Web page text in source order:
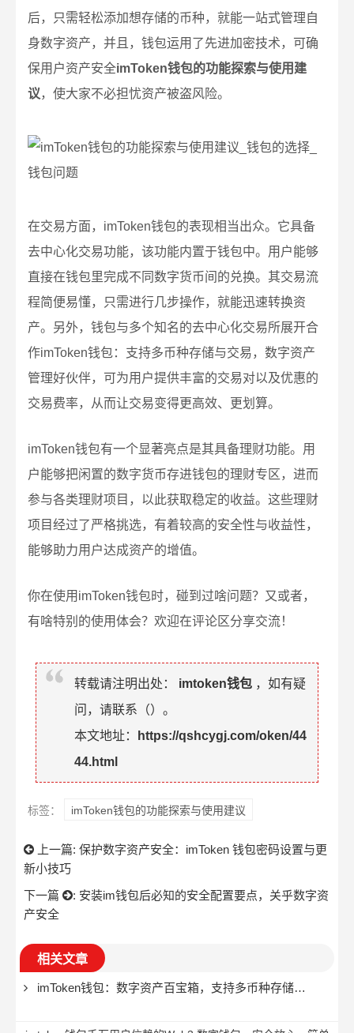
后，只需轻松添加想存储的币种，就能一站式管理自
身数字资产，并且，钱包运用了先进加密技术，可确
保用户资产安全imToken钱包的功能探索与使用建
议，使大家不必担忧资产被盗风险。
在交易方面，imToken钱包的表现相当出众。它具备
去中心化交易功能，该功能内置于钱包中。用户能够
直接在钱包里完成不同数字货币间的兑换。其交易流
程简便易懂，只需进行几步操作，就能迅速转换资
产。另外，钱包与多个知名的去中心化交易所展开合
作imToken钱包：支持多币种存储与交易，数字资产
管理好伙伴，可为用户提供丰富的交易对以及优惠的
交易费率，从而让交易变得更高效、更划算。
imToken钱包有一个显著亮点是其具备理财功能。用
户能够把闲置的数字货币存进钱包的理财专区，进而
参与各类理财项目，以此获取稳定的收益。这些理财
项目经过了严格挑选，有着较高的安全性与收益性，
能够助力用户达成资产的增值。
你在使用imToken钱包时，碰到过啥问题？又或者，
有啥特别的使用体会？欢迎在评论区分享交流！
转载请注明出处： imtoken钱包 ，如有疑
问，请联系（）。
本文地址：
https://qshcygj.com/oken/44
44.html
标签： imToken钱包的功能探索与使用建议
上一篇: 保护数字资产安全：imToken 钱包密码设置与更
新小技巧
下一篇
: 安装im钱包后必知的安全配置要点，关乎数字资
产安全
相关文章
imToken钱包：数字资产百宝箱，支持多币种存储与便捷交易